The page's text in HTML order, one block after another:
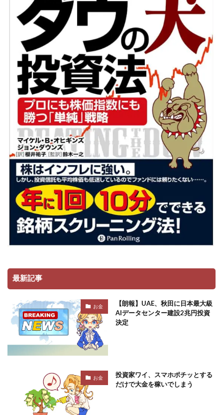
最新記事
お金
【朗報】UAE、秋田に日本最大級
AIデータセンター建設2兆円投資
決定
お金
投資家ワイ、スマホポチッとする
だけで大金を稼いでしまう